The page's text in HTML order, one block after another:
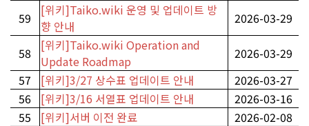
59
[위키]Taiko.wiki 운영 및 업데이트 방
향 안내
2026-03-29
58
[위키]Taiko.wiki Operation and
Update Roadmap
2026-03-29
57
[위키]3/27 상수표 업데이트 안내
2026-03-27
56
[위키]3/16 서열표 업데이트 안내
2026-03-16
55
[위키]서버 이전 완료
2026-02-08